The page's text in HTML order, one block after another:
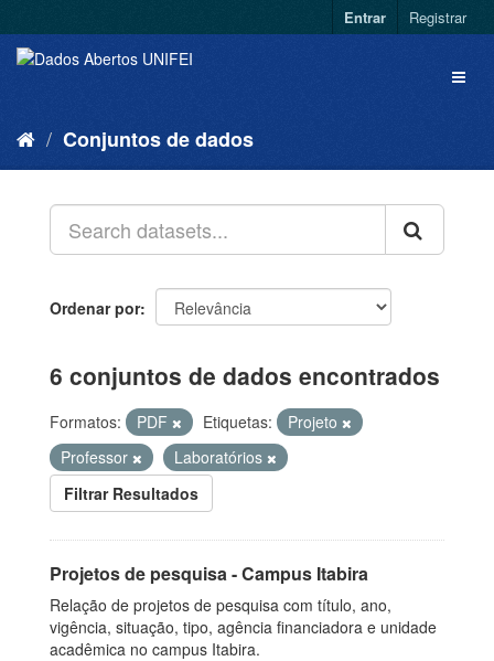
Entrar Registrar
Conjuntos de dados
Ordenar por
6 conjuntos de dados encontrados
Formatos: PDF Etiquetas:
Projeto
Professor
Laboratórios
Filtrar Resultados
Projetos de pesquisa - Campus Itabira
Relação de projetos de pesquisa com título, ano,
vigência, situação, tipo, agência financiadora e unidade
acadêmica no campus Itabira.